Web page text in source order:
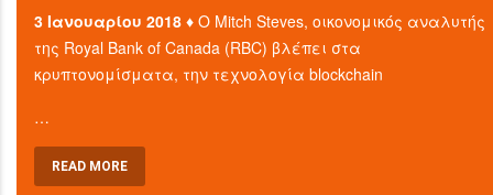
3 Ιανουαρίου 2018 ♦Ο Mitch Steves, οικονομικός αναλυτής
της Royal Bank of Canada (RBC) βλέπει στα
κρυπτονομίσματα, την τεχνολογία blockchain
…
READ MORE